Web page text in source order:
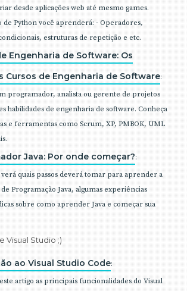
desde aplicações web até mesmo games.
de Python você aprenderá: - Operadores,
estruturas de repetição e etc.
Engenharia de Software: Os
Cursos de Engenharia de Software:
programador, analista ou gerente de projetos
habilidades de engenharia de software. Conheça
e ferramentas como Scrum, XP, PMBOK, UML
Java: Por onde começar?:
quais passos deverá tomar para aprender a
Programação Java, algumas experiências
sobre como aprender Java e começar sua
Visual Studio ;)
ao Visual Studio Code:
artigo as principais funcionalidades do Visual